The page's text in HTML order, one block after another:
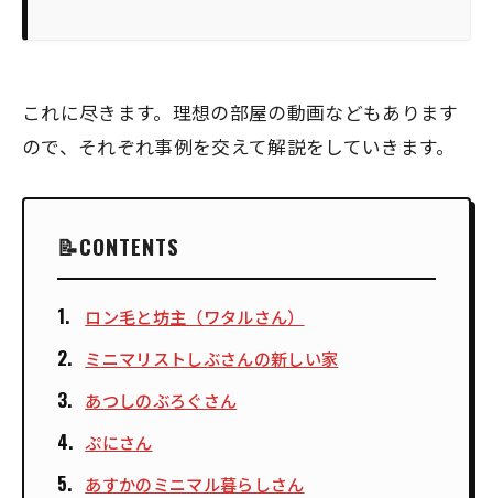
これに尽きます。理想の部屋の動画などもあります
ので、それぞれ事例を交えて解説をしていきます。
CONTENTS
ロン毛と坊主（ワタルさん）
ミニマリストしぶさんの新しい家
あつしのぶろぐさん
ぷにさん
あすかのミニマル暮らしさん